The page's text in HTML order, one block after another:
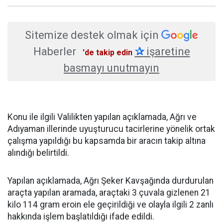
Sitemize destek olmak için
Haberler
'de takip edin ✰işaretine
basmayı unutmayın
Konu ile ilgili Valilikten yapılan açıklamada, Ağrı ve
Adıyaman illerinde uyuşturucu tacirlerine yönelik ortak
çalışma yapıldığı bu kapsamda bir aracın takip altına
alındığı belirtildi.
Yapılan açıklamada, Ağrı Şeker Kavşağında durdurulan
araçta yapılan aramada, araçtaki 3 çuvala gizlenen 21
kilo 114 gram eroin ele geçirildiği ve olayla ilgili 2 zanlı
hakkında işlem başlatıldığı ifade edildi.